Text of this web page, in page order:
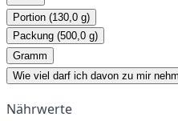
Portion (130,0 g)
Packung (500,0 g)
Gramm
Wie viel darf ich davon zu mir
Nährwerte